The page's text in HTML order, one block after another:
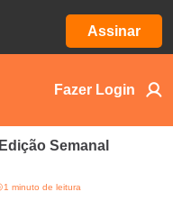
Assinar
Fazer Login
Edição Semanal
1 minuto de leitura